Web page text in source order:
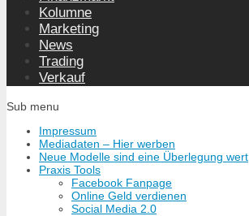
Kolumne
Marketing
News
Trading
Verkauf
Sub menu
Impressum
Mediadaten – Hier werben
Neue Modelle sind eine Überlegung wert
Praxis Tools
Facebook Fanpage
Online Geld verdienen
Social Media 2.0